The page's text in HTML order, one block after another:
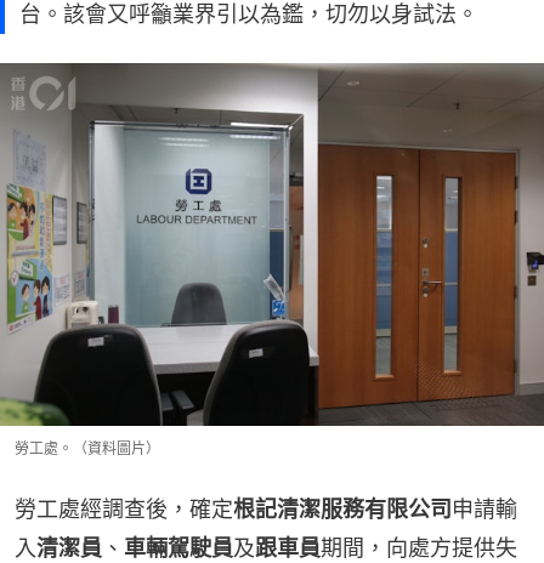
台。該會又呼籲業界引以為鑑，切勿以身試法。
勞工處。（資料圖片）
勞工處經調查後，確定根記清潔服務有限公司 申請輸
入清潔員 、 車輛駕駛員及跟車員期間，向處方提供失